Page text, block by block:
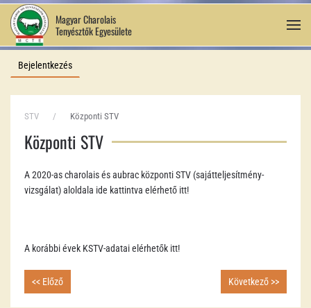
Fő tartalom átugrása
Magyar Charolais
Tenyésztők Egyesülete
Bejelentkezés
STV Központi STV
Központi STV
A 2020-as charolais és aubrac központi STV (sajátteljesítmény-
vizsgálat) aloldala ide kattintva elérhető itt!
A korábbi évek KSTV-adatai elérhetők itt!
<< Előző Következő >>